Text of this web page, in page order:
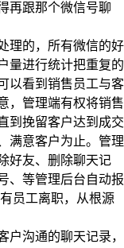
再跟那个微信号聊
的，所有微信的好
量进行统计把重复的
以看到销售员工与客
，管理端有权将销售
到挽留客户达到成交
满意客户为止。管理
好友、删除聊天记
、等管理后台自动报
员工离职，从根源
沟通的聊天记录，